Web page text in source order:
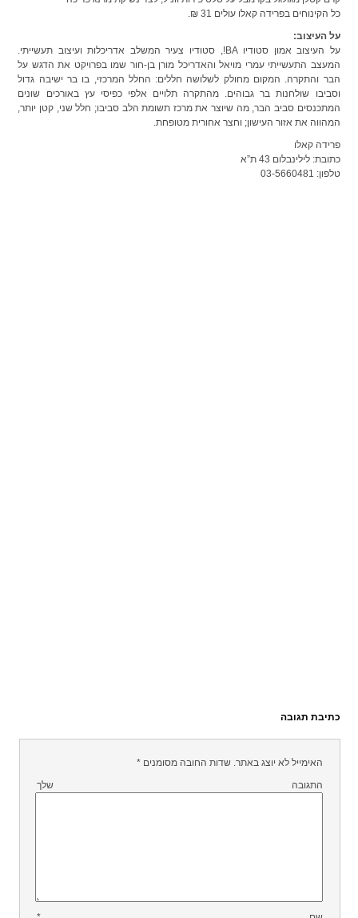
כל הקינוחים בפרידה קאלו עולים 31 ₪.
על העיצוב:
על העיצוב אמון סטודיו BA!, סטודיו צעיר המשלב אדריכלות ועיצוב תעשייתי.
המעצב התעשייתי עמרי מויאל והאדריכל מורן בן-חור שמו בפרויקט את הדגש על
הבר והתקרה. המקום מחולק לשלושה חללים: החלל המרכזי, בו בר ישיבה גדול
וסביבו שולחנות בר גבוהים. מהתקרה תלויים אלפי כפיסי עץ באורכים שונים
המתכנסים סביב הבר, מה שיוצר את מרכז תשומת הלב סביבו; חלל שני, קטן יותר,
המהווה את אזור העישון; וחצר אחורית מטופחת.
פרידה קאלו
כתובת: לילינבלום 43 ת”א
טלפון: 03-5660481
כתיבת תגובה
האימייל לא יוצג באתר. שדות החובה מסומנים *
התגובה שלך